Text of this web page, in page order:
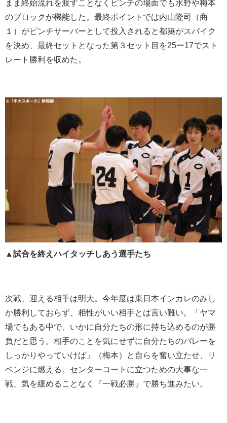
まま終始流れを渡すことなくピンチの場面でも水野や梅本
のブロックが機能した。最終ポイントでは内山隆司（商
１）がピンチサーバーとして投入されると都築がスパイク
を決め、最終セットとなった第３セット目を25ー17でスト
レート勝利を収めた。
▲試合を終えハイタッチしあう選手たち
次戦、迎える相手は明大。今年度は東日本インカレのみし
か勝利しておらず、相性がいい相手とは言い難い。「ヤマ
場でもある中で、いかに自分たちの形に持ち込めるのが勝
負だと思う。相手のことを気にせずに自分たちのバレーを
しっかりやっていけば」（梅本）と自らを奮い立たせ、リ
ベンジに燃える。センターコートに立つための大事な一
戦、気を緩めることなく『一戦必勝』で勝ち進みたい。